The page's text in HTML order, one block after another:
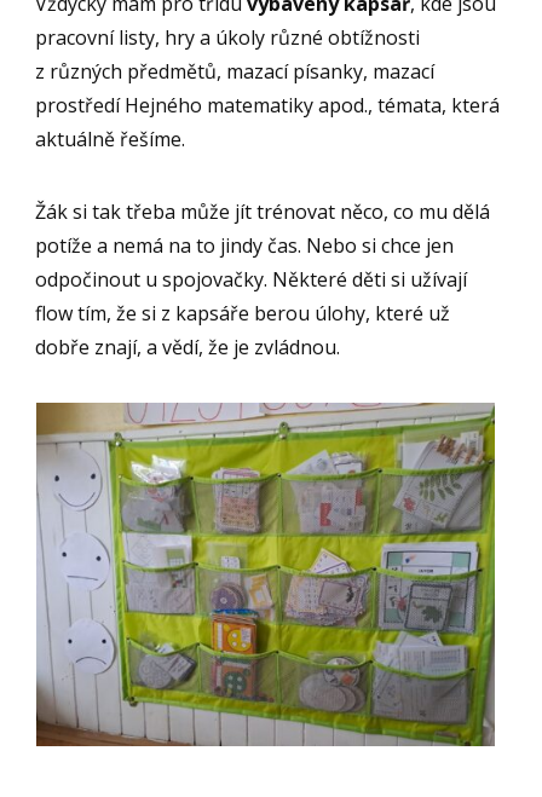
pracovní listy, hry a úkoly různé obtížnosti
z různých předmětů, mazací písanky, mazací
prostředí Hejného matematiky apod., témata, která
aktuálně řešíme.
Žák si tak třeba může jít trénovat něco, co mu dělá
potíže a nemá na to jindy čas. Nebo si chce jen
odpočinout u spojovačky. Některé děti si užívají
flow tím, že si z kapsáře berou úlohy, které už
dobře znají, a vědí, že je zvládnou.